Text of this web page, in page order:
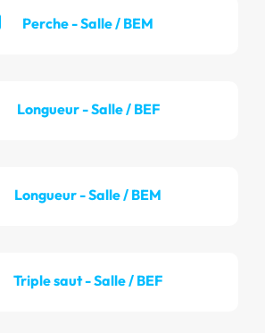
Perche - Salle / BEM
Longueur - Salle / BEF
Longueur - Salle / BEM
Triple saut - Salle / BEF